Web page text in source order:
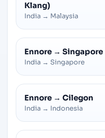
Klang)
India → Malaysia
Ennore → Singapore
India → Singapore
Ennore → Cilegon
India → Indonesia